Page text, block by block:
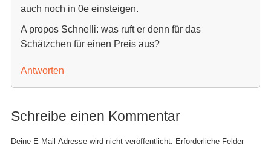
auch noch in 0e einsteigen.
A propos Schnelli: was ruft er denn für das
Schätzchen für einen Preis aus?
Antworten
Schreibe einen Kommentar
Deine E-Mail-Adresse wird nicht veröffentlicht. Erforderliche Felder